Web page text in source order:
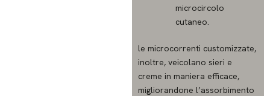
microcircolo
cutaneo.
le microcorrenti customizzate,
inoltre, veicolano sieri e
creme in maniera efficace,
migliorandone l’assorbimento